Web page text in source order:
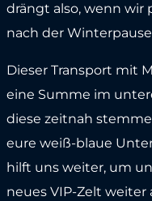
drängt also, wenn wir
nach der
Dieser Transport mit
eine Summe im
diese zeitnah
eure weiß-blaue
hilft uns weiter, um
neues VIP-Zelt